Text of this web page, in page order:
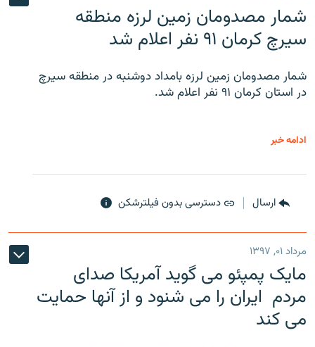
شمار مصدومان زمین لرزه منطقه
سیرچ کرمان ۹۱ نفر اعلام شد
شمار مصدومان زمین لرزه بامداد دوشنبه در منطقه سیرچ
در استان کرمان ۹۱ نفر اعلام شد.
ادامه خبر
ارسال دسترسی بدون فیلترشکن
مرداد ۰۱, ۱۳۹۷
مایک پمپئو می گوید آمریکا صدای
مردم ایران را می شنود و از آنها حمایت
می کند